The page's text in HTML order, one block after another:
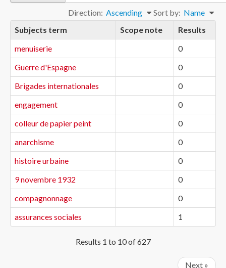
Sort by: Name
Direction: Ascending
Subjects term
Scope note
Results
menuiserie
0
Guerre d'Espagne
0
Brigades internationales
0
engagement
0
colleur de papier peint
0
anarchisme
0
histoire urbaine
0
9 novembre 1932
0
compagnonnage
0
assurances sociales
1
Results 1 to 10 of 627
Next »